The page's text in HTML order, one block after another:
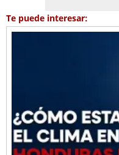
Te puede interesar: